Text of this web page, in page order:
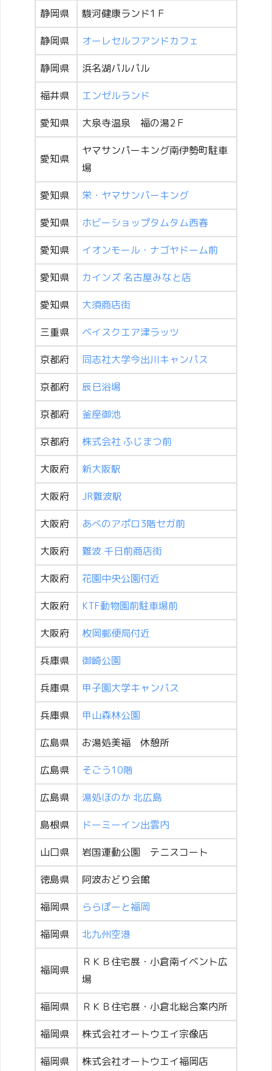
静岡県 駿河健康ランド1Ｆ
静岡県 オーレセルフアンドカフェ
静岡県 浜名湖パルパル
福井県 エンゼルランド
愛知県 大泉寺温泉 福の湯2Ｆ
愛知県
ヤマサンパーキング南伊勢町駐車
場
愛知県 栄・ヤマサンパーキング
愛知県 ホビーショップタムタム西春
愛知県 イオンモール・ナゴヤドーム前
愛知県 カインズ 名古屋みなと店
愛知県 大須商店街
三重県 ベイスクエア津ラッツ
京都府 同志社大学今出川キャンパス
京都府 辰巳浴場
京都府 釜座御池
京都府 株式会社 ふじまつ前
大阪府 新大阪駅
大阪府 JR難波駅
大阪府 あべのアポロ3階セガ前
大阪府 難波 千日前商店街
大阪府 花園中央公園付近
大阪府 KTF動物園前駐車場前
大阪府 枚岡郵便局付近
兵庫県 御崎公園
兵庫県 甲子園大学キャンパス
兵庫県 甲山森林公園
広島県 お湯処美福 休憩所
広島県 そごう10階
広島県 湯処ほのか 北広島
島根県 ドーミーイン出雲内
山口県 岩国運動公園 テニスコート
徳島県 阿波おどり会館
福岡県 ららぽーと福岡
福岡県 北九州空港
福岡県
ＲＫＢ住宅展・小倉南イベント広
場
福岡県 ＲＫＢ住宅展・小倉北総合案内所
福岡県 株式会社オートウエイ宗像店
福岡県 株式会社オートウエイ福岡店